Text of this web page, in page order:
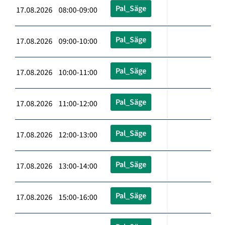
17.08.2026 08:00-09:00 Pal_Säge
17.08.2026 09:00-10:00 Pal_Säge
17.08.2026 10:00-11:00 Pal_Säge
17.08.2026 11:00-12:00 Pal_Säge
17.08.2026 12:00-13:00 Pal_Säge
17.08.2026 13:00-14:00 Pal_Säge
17.08.2026 15:00-16:00 Pal_Säge